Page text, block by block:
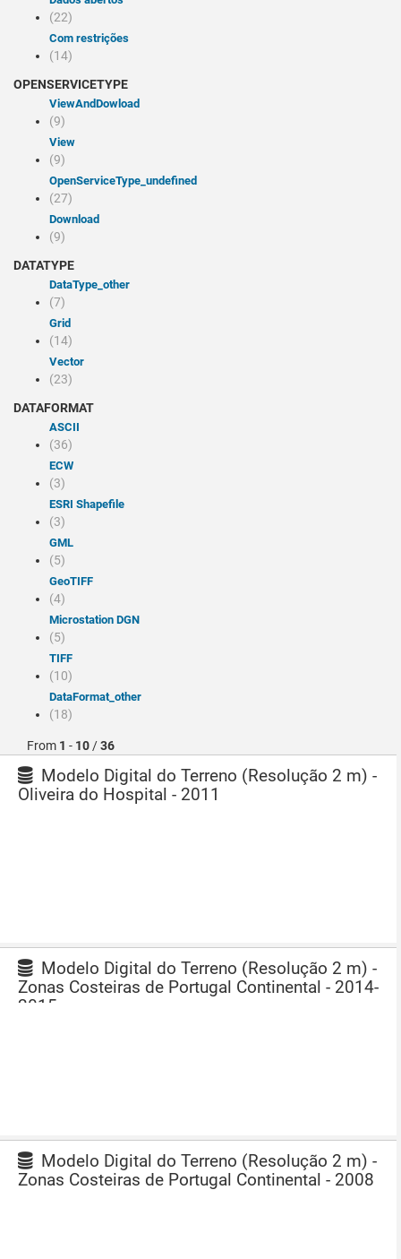
(22)
Com restrições
(14)
OPENSERVICETYPE
viewAndDowload
(9)
view
(9)
openServiceType_undefined
(27)
Download
(9)
DATATYPE
dataType_other
(7)
Grid
(14)
Vector
(23)
DATAFORMAT
ASCII
(36)
ECW
(3)
ESRI Shapefile
(3)
GML
(5)
GeoTIFF
(4)
Microstation DGN
(5)
TIFF
(10)
dataFormat_other
(18)
From 1 - 10 /36
Modelo Digital do Terreno (Resolução 2 m) -
Oliveira do Hospital - 2011
Modelo Digital do Terreno (Resolução 2 m) -
Zonas Costeiras de Portugal Continental - 2014-
2015
Modelo Digital do Terreno (Resolução 2 m) -
Zonas Costeiras de Portugal Continental - 2008